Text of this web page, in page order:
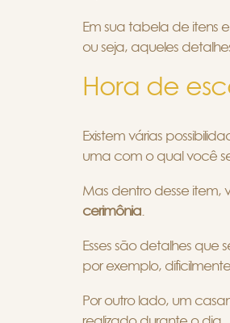
Em sua tabela de itens
ou seja, aqueles
Hora de
Existem várias
uma com o qual você
Mas dentro desse item,
cerimônia
Esses são detalhes
por exemplo,
Por outro lado, um